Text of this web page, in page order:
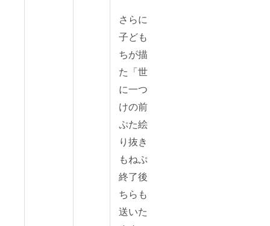
さらに、
子どもた
ちが描い
た「世界
に一つだ
けの前ね
ぷた絵切
り抜き」
もねぷた
終了後こ
ちらも発
送いたし